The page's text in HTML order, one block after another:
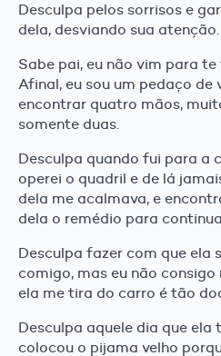
Desculpa pelos sorrisos e
dela, desviando sua atenção.
Sabe pai, eu não vim para
Afinal, eu sou um pedaço de
encontrar quatro mãos,
somente duas.
Desculpa quando fui para a
operei o quadril e de lá
dela me acalmava, e
dela o remédio para
Desculpa fazer com que ela
comigo, mas eu não consigo
ela me tira do carro é tão
Desculpa aquele dia que
colocou o pijama velho